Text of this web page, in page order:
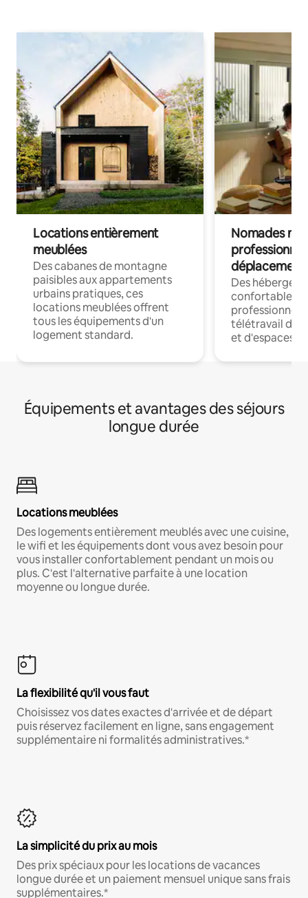
Locations entièrement
meublées
Des cabanes de montagne
paisibles aux appartements
urbains pratiques, ces
locations meublées offrent
tous les équipements d'un
logement standard.
Nomades
déplacement
Des
confortables
professionnels
télétravail
et d'espaces
Équipements et avantages des séjours
longue durée
Locations meublées
Des logements entièrement meublés avec une cuisine,
le wifi et les équipements dont vous avez besoin pour
vous installer confortablement pendant un mois ou
plus. C'est l'alternative parfaite à une location
moyenne ou longue durée.
La flexibilité qu'il vous faut
Choisissez vos dates exactes d'arrivée et de départ
puis réservez facilement en ligne, sans engagement
supplémentaire ni formalités administratives.*
La simplicité du prix au mois
Des prix spéciaux pour les locations de vacances
longue durée et un paiement mensuel unique sans frais
supplémentaires.*